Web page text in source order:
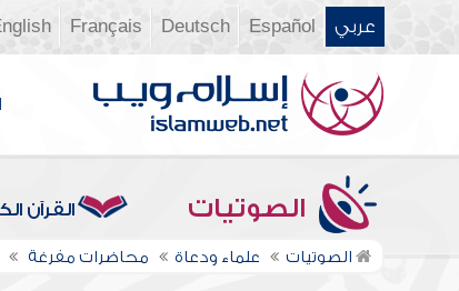
عربي Español
Deutsch
Français
الصوتيات القرآن
الصوتيات علماء ودعاة محاضرات مفرغة